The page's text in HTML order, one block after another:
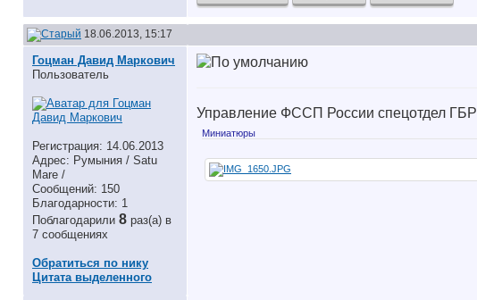
18.06.2013, 15:17
Гоцман Давид Маркович
Пользователь
Регистрация: 14.06.2013
Адрес: Румыния / Satu
Mare /
Сообщений: 150
Благодарности: 1
Поблагодарили 8 раз(а) в
7 сообщениях
Обратиться по нику
Цитата выделенного
Управление ФССП России спецотдел ГБР
Миниатюры